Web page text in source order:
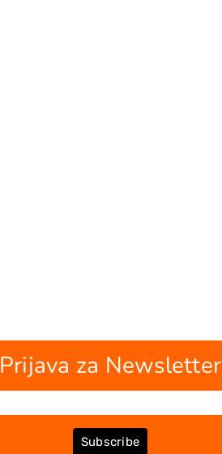
Prijava za Newsletter
Subscribe